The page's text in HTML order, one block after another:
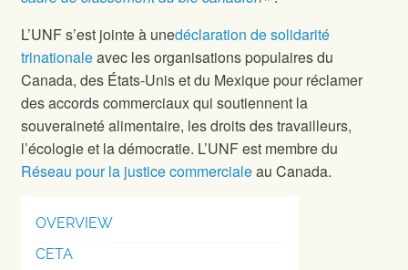
L’UNF s’est jointe à unedéclaration de solidarité
trinationaleavec les organisations populaires du
Canada, des États-Unis et du Mexique pour réclamer
des accords commerciaux qui soutiennent la
souveraineté alimentaire, les droits des travailleurs,
l’écologie et la démocratie. L’UNF est membre du
Réseau pour la justice commercialeau Canada.
OVERVIEW
CETA